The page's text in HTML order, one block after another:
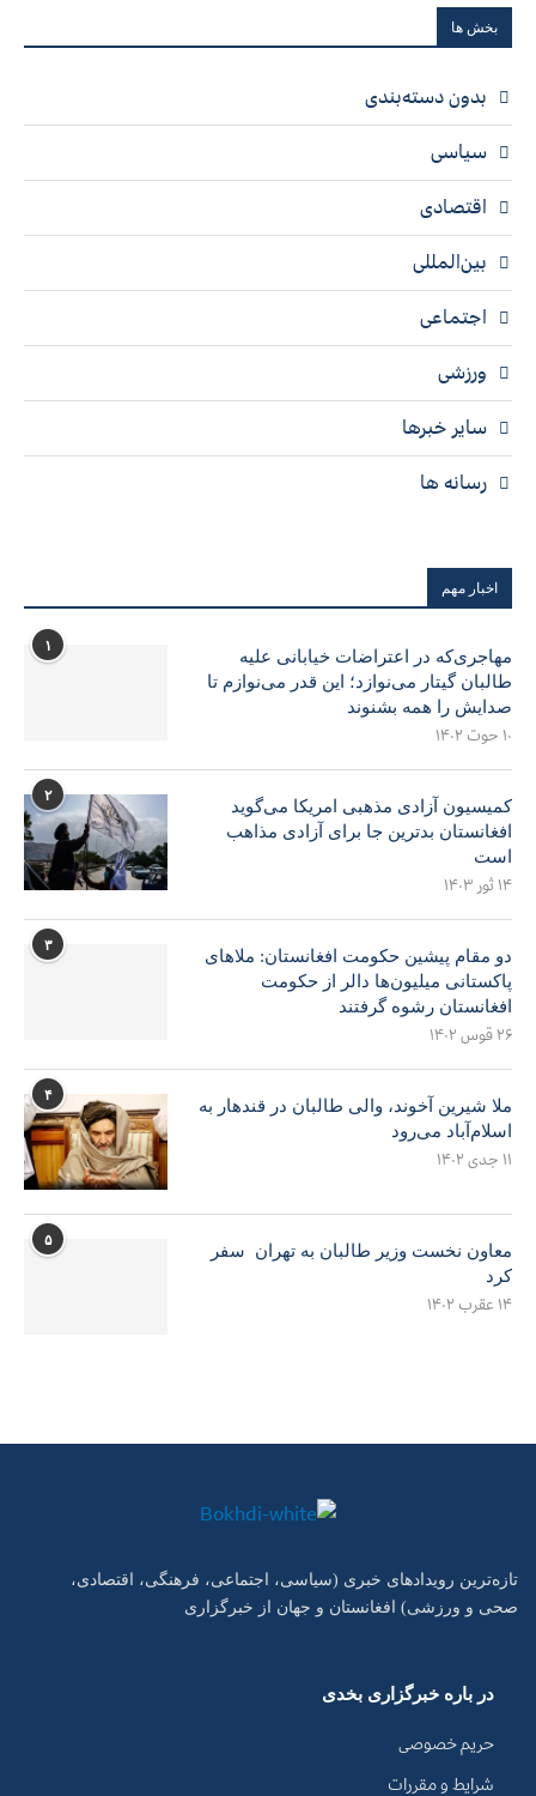
بخش ها
بدون دسته‌بندی
سیاسی
اقتصادی
بین‌المللی
اجتماعی
ورزشی
سایر خبرها
رسانه ها
اخبار مهم
۱
مهاجری‌که در اعتراضات خیابانی علیه
طالبان گیتار می‌نوازد؛ این قدر می‌نوازم تا
صدایش را همه بشنوند
۱۰ حوت ۱۴۰۲
۲
کمیسیون آزادی مذهبی امریکا می‌گوید
افغانستان بدترین جا برای آزادی مذاهب
است
۱۴ ثور ۱۴۰۳
۳
دو مقام پیشین حکومت افغانستان: ملاهای
پاکستانی میلیون‌ها دالر از حکومت
افغانستان رشوه گرفتند
۲۶ قوس ۱۴۰۲
۴
ملا شیرین آخوند، والی طالبان در قندهار به
اسلام‌آباد می‌رود
۱۱ جدی ۱۴۰۲
۵
معاون نخست وزیر طالبان به تهران سفر
کرد
۱۴ عقرب ۱۴۰۲
تازه‌ترین رویدادهای خبری (سیاسی، اجتماعی، فرهنگی، اقتصادی،
صحی و ورزشی) افغانستان و جهان از خبرگزاری
در باره خبرگزاری بخدی
حریم خصوصی
شرایط و مقررات